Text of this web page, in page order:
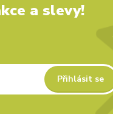
a slevy!
Přihlásit se